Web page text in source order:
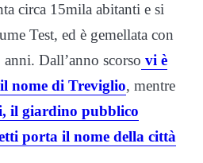
circa 15mila abitanti e si
Test, ed è gemellata con
Dall’anno scorso vi è
nome di Treviglio, mentre
il giardino pubblico
porta il nome della città